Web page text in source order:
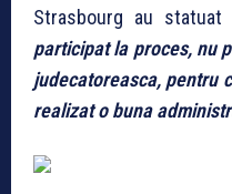
Strasbourg au statuat
participat la proces, nu
judecatoreasca, pentru
realizat o buna